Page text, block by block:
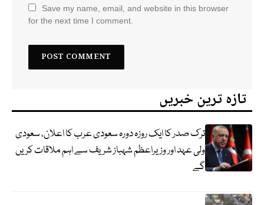
Save my name, email, and website in this browser
for the next time I comment.
تازہ ترین خبریں
ترک صدر کا ایک روزہ دورہ سعودی عرب کا اعلان، سعودی
ولی عہد اور وزیراعظم شہباز شریف سے اہم ملاقات کریں
گے